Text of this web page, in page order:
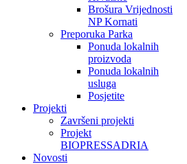
Brošura Vrijednosti
NP Kornati
Preporuka Parka
Ponuda lokalnih
proizvoda
Ponuda lokalnih
usluga
Posjetite
Projekti
Završeni projekti
Projekt
BIOPRESSADRIA
Novosti